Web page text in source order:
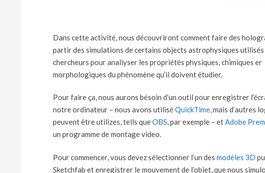
Dans cette activité, nous découvriront comment faire des
partir des simulations de certains objects astrophysiques utilisés
chercheurs pour analiyser les propriétés physiques, chimiques er
morphologiques du phénomène qu’il doivent étudier.
Pour faire ça, nous aurons bésoin d’un outil pour enregistrer
notre ordinateur – nous avons utiliséQuickTime, mais d’autres
peuvent être utilizes, tells queOBS, par exemple – etAdobe
un programme de montage video.
Pour commencer, vous devez sélectionner l’un des modèles 3D
Sketchfab et enregistrer le mouvement de l’objet, que nous